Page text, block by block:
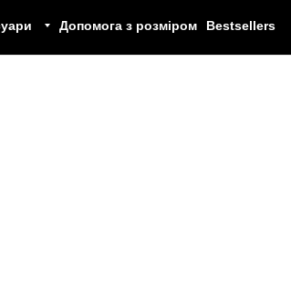
Допомога з розміром Bestsellers